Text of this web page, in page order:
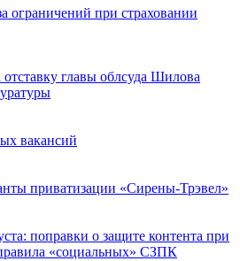
ограничений при страховании
главы облсуда Шилова
вакансий
приватизации «Сирены-Трэвел»
поправки о защите контента при
«социальных» СЗПК